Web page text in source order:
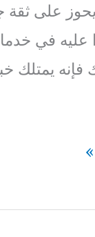
على ثقة
عليه في
فإنه